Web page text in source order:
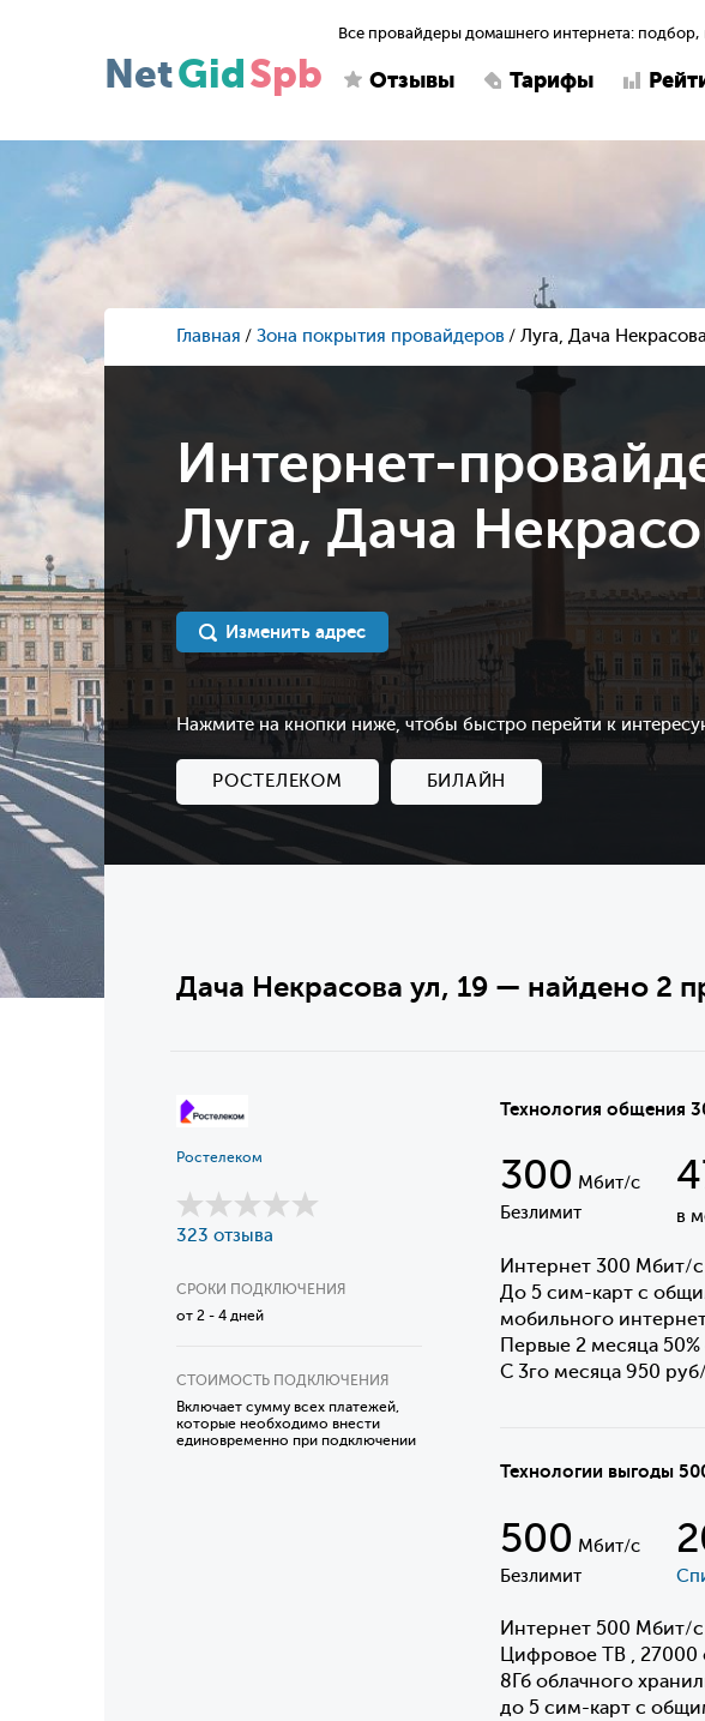
NetGidSpb
Все провайдеры домашнего интернета:
Отзывы Тарифы
Главная Зона покрытия провайдеров Луга, Дача
Интернет-
Луга, Дача
Изменить адрес
Нажмите на кнопки ниже, чтобы быстро перейти к
РОСТЕЛЕКОМ БИЛАЙН
Дача Некрасова ул, 19 — найдено 2
Ростелеком
323 отзыва
СРОКИ ПОДКЛЮЧЕНИЯ
от 2 - 4 дней
СТОИМОСТЬ ПОДКЛЮЧЕНИЯ
Включает сумму всех платежей,
которые необходимо внести
единовременно при подключении
Технология общения
300 Мбит/с
Безлимит
в
Интернет 300 Мбит/с
До 5 сим-карт с
мобильного
Первые 2 месяца
С 3го месяца 950
Технологии выгоды
500 Мбит/с
Безлимит
Интернет 500 Мбит/с
Цифровое ТВ , 27000
8Гб облачного
до 5 сим-карт с